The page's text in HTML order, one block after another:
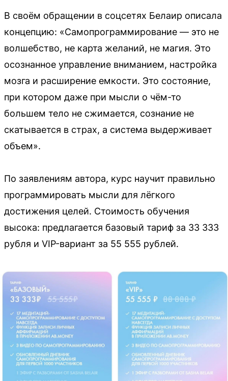
В своём обращении в соцсетях Белаир описала
концепцию: «Самопрограммирование — это не
волшебство, не карта желаний, не магия. Это
осознанное управление вниманием, настройка
мозга и расширение емкости. Это состояние,
при котором даже при мысли о чём-то
большем тело не сжимается, сознание не
скатывается в страх, а система выдерживает
объем».
По заявлениям автора, курс научит правильно
программировать мысли для лёгкого
достижения целей. Стоимость обучения
высока: предлагается базовый тариф за 33 333
рубля и VIP-вариант за 55 555 рублей.